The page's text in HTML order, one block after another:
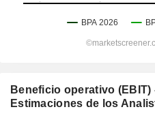
Beneficio operativo
Estimaciones de los